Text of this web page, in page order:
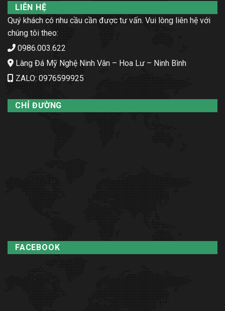
LIÊN HỆ
Quý khách có nhu cầu cần được tư vấn. Vui lòng liên hệ với
chúng tôi theo:
0986.003.622
Làng Đá Mỹ Nghệ Ninh Vân – Hoa Lư – Ninh Bình
ZALO: 0976599925
CHỈ ĐƯỜNG
FACEBOOK